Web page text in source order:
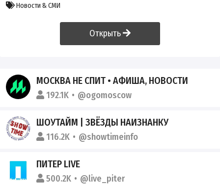
Новости & СМИ
Открыть
МОСКВА НЕ СПИТ • АФИША, НОВОСТИ
192.1K @ogomoscow
ШОУТАЙМ | ЗВЁЗДЫ НАИЗНАНКУ
116.2K @showtimeinfo
ПИТЕР LIVE
500.2K @live_piter